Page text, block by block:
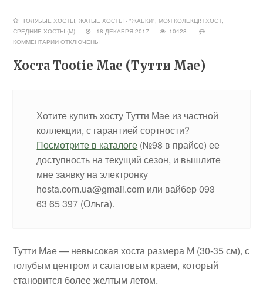
ГОЛУБЫЕ ХОСТЫ,ЖАТЫЕ ХОСТЫ - "ЖАБКИ", МОЯ КОЛЕКЦІЯ ХОСТ,
СРЕДНИЕ ХОСТЫ (M)
18 ДЕКАБРЯ 2017
10428
КОММЕНТАРИИ ОТКЛЮЧЕНЫ
Хоста Tootie Mae (Тутти Мае)
Хотите купить хосту Тутти Мае из частной
коллекции, с гарантией сортности?
Посмотрите в каталоге (№98 в прайсе) ее
доступность на текущий сезон, и вышлите
мне заявку на электронку
hosta.com.ua@gmail.com или вайбер 093
63 65 397 (Ольга).
Тутти Мае — невысокая хоста размера М (30-35 см), с
голубым центром и салатовым краем, который
становится более желтым летом.